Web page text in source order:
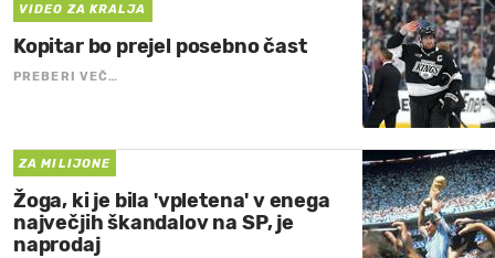
VIDEO ZA KRALJA
Kopitar bo prejel posebno čast
PREBERI VEČ…
ZA MILIJONE
Žoga, ki je bila 'vpletena' v enega
največjih škandalov na SP, je
naprodaj